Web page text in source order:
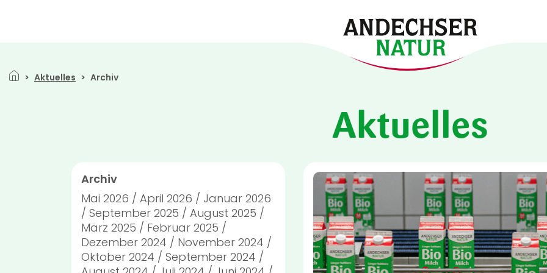
Pfadnavigation
Aktuelles Archiv
Aktuelles
Archiv
Mai 2026
April 2026
Januar 2026
September 2025
August 2025
März 2025
Februar 2025
Dezember 2024
November 2024
Oktober 2024
September 2024